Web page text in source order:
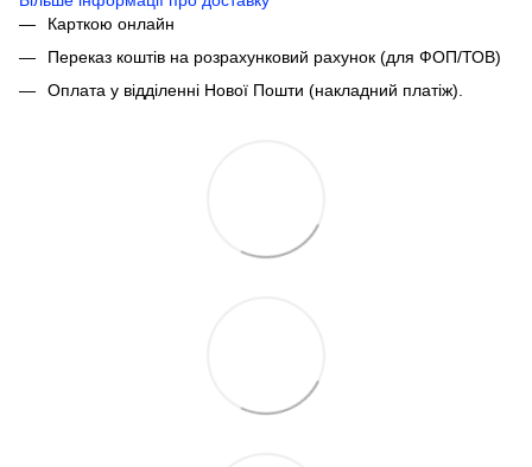
Карткою онлайн
Переказ коштів на розрахунковий рахунок (для ФОП/ТОВ)
Оплата у відділенні Нової Пошти (накладний платіж).